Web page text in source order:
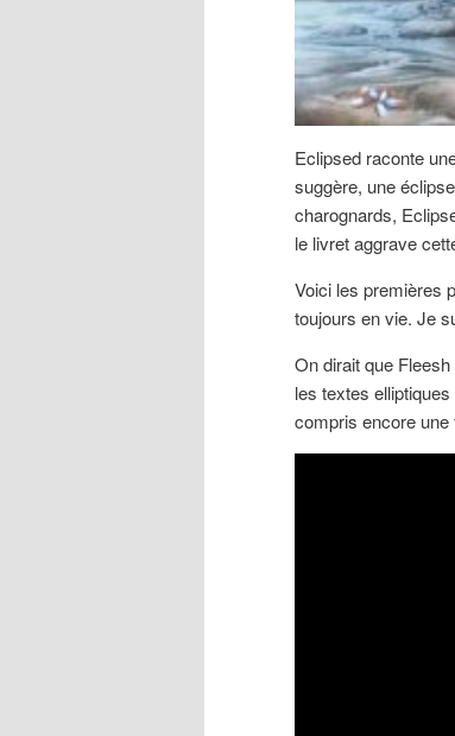
Eclipsed raconte
suggère, une
charognards,
le livret aggrave
Voici les premières
toujours en vie. Je
On dirait que
les textes elliptiques
compris encore une